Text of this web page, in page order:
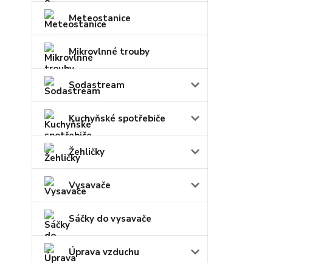
Meteostanice
Mikrovlnné trouby
Sodastream
Kuchyňské spotřebiče
Žehličky
Vysavače
Sáčky do vysavače
Úprava vzduchu